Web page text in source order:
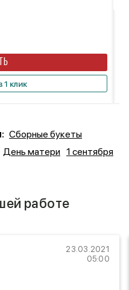
1 клик
Сборные букеты
День матери 1 сентября
работе
23.03.2021
05:00